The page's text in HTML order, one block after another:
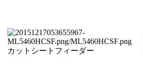
カットシートフィーダー